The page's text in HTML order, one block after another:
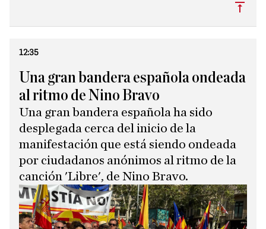
12:35
Una gran bandera española ondeada
al ritmo de Nino Bravo
Una gran bandera española ha sido
desplegada cerca del inicio de la
manifestación que está siendo ondeada
por ciudadanos anónimos al ritmo de la
canción 'Libre', de Nino Bravo.